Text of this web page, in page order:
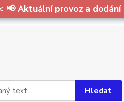
📢 Aktuální provoz a dodání
Hledat